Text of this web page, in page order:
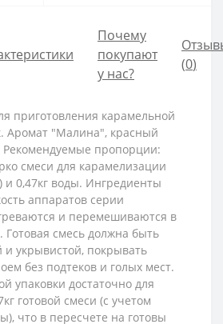
Почему
покупают
у нас?
(0)
приготовления карамельной
Аромат "Малина", красный
Рекомендуемые пропорции:
смеси для карамелизации
и 0,47кг воды. Ингредиенты
аппаратов серии
и перемешиваются в
Готовая смесь должна быть
и укрывистой, покрывать
без подтеков и голых мест.
упаковки достаточно для
готовой смеси (с учетом
что в пересчете на готовы